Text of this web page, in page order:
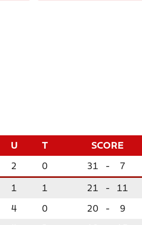
U T SCORE
2 0 31 - 7
1 1 21 - 11
4 0 20 - 9